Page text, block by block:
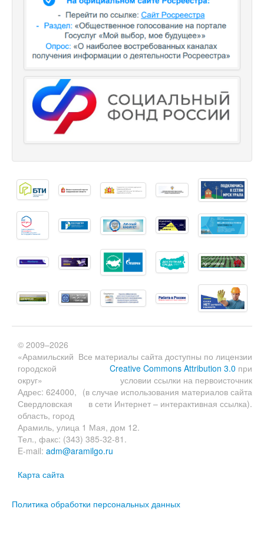
Все материалы сайта доступны по лицензии
Creative Commons Attribution 3.0 при
условии ссылки на первоисточник
(в случае использования материалов сайта
в сети Интернет – интерактивная ссылка).
© 2009–2026
«Арамильский
городской
округ»
Адрес: 624000,
Свердловская
область, город
Арамиль, улица 1 Мая, дом 12.
Тел., факс: (343) 385-32-81.
E-mail: adm@aramilgo.ru
Карта сайта
Политика обработки персональных данных